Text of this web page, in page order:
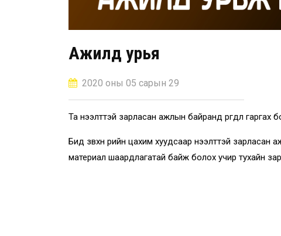
Ажилд урья
2020 оны 05 сарын 29
Та нээлттэй зарласан ажлын байранд өргөдөл гаргах
Бид зөвхөн өөрийн цахим хуудсаар нээлттэй зарласан
материал шаардлагатай байж болох учир тухайн